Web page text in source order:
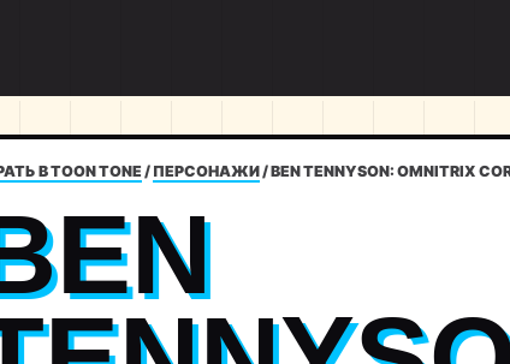
В TOON TONE / ПЕРСОНАЖИ/BEN TENNYSON: OMNITRIX